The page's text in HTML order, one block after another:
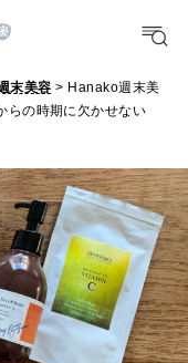
末美容 > Hanako週末美
らの時期に欠かせない